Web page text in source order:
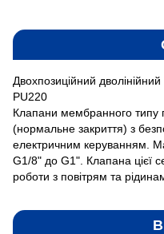
Двохпозиційний
PU220
Клапани мембранного типу
(нормальне закриття) з
електричним керуванням.
G1/8" до G1". Клапана цієї
роботи з повітрям та